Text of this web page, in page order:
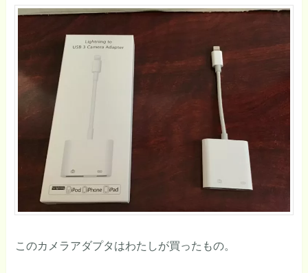
このカメラアダプタはわたしが買ったもの。